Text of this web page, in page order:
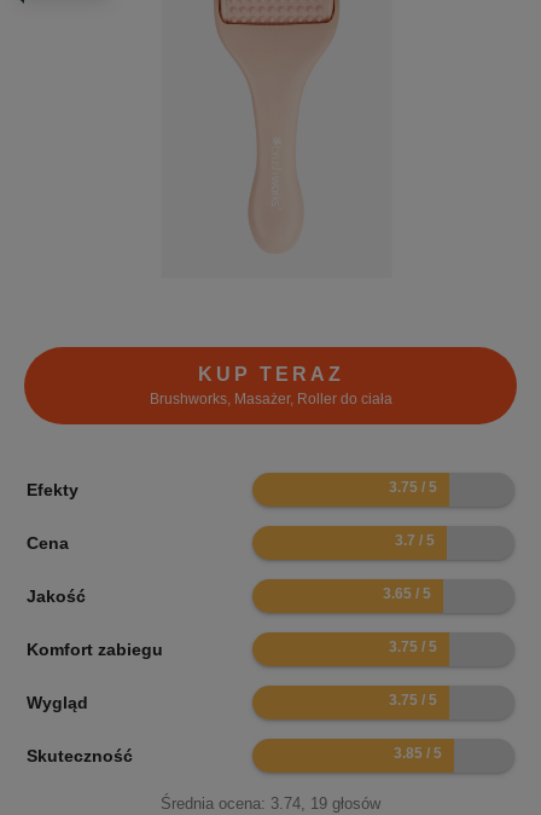
KUP TERAZ
Brushworks, Masażer, Roller do ciała
Efekty 7.5
Cena 7.4
Jakość 7.3
Komfort zabiegu 7.5
Wygląd 7.5
Skuteczność 7.7
Średnia ocena: 3.74, 19 głosów